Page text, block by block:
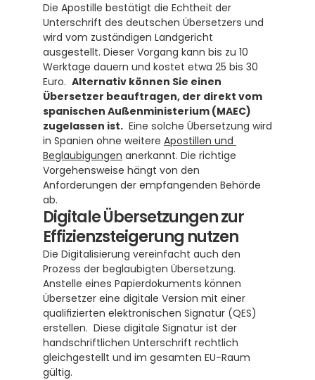
Die Apostille bestätigt die Echtheit der
Unterschrift des deutschen Übersetzers und
wird vom zuständigen Landgericht
ausgestellt. Dieser Vorgang kann bis zu 10
Werktage dauern und kostet etwa 25 bis 30
Euro. Alternativ können Sie einen
Übersetzer beauftragen, der direkt vom
spanischen Außenministerium (MAEC)
zugelassen ist.
  Eine solche Übersetzung wird
in Spanien ohne weitere Apostillen und
Beglaubigungen anerkannt. Die richtige
Vorgehensweise hängt von den
Anforderungen der empfangenden Behörde
ab.
Digitale Übersetzungen zur
Effizienzsteigerung nutzen
Die Digitalisierung vereinfacht auch den
Prozess der beglaubigten Übersetzung.
Anstelle eines Papierdokuments können
Übersetzer eine digitale Version mit einer
qualifizierten elektronischen Signatur (QES)
erstellen.  Diese digitale Signatur ist der
handschriftlichen Unterschrift rechtlich
gleichgestellt und im gesamten EU-Raum
gültig.